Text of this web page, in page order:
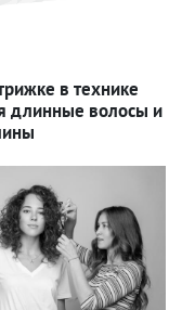
в технике
длинные волосы и